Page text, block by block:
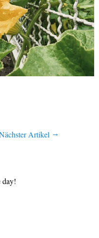
Artikel
day!